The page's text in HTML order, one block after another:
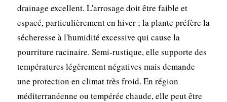
drainage excellent. L'arrosage doit être faible et
espacé, particulièrement en hiver ; la plante préfère la
sécheresse à l'humidité excessive qui cause la
pourriture racinaire. Semi-rustique, elle supporte des
températures légèrement négatives mais demande
une protection en climat très froid. En région
méditerranéenne ou tempérée chaude, elle peut être